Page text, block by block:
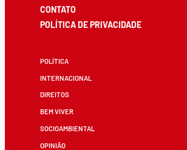
CONTATO
POLÍTICA DE PRIVACIDADE
POLÍTICA
INTERNACIONAL
DIREITOS
BEM VIVER
SOCIOAMBIENTAL
OPINIÃO